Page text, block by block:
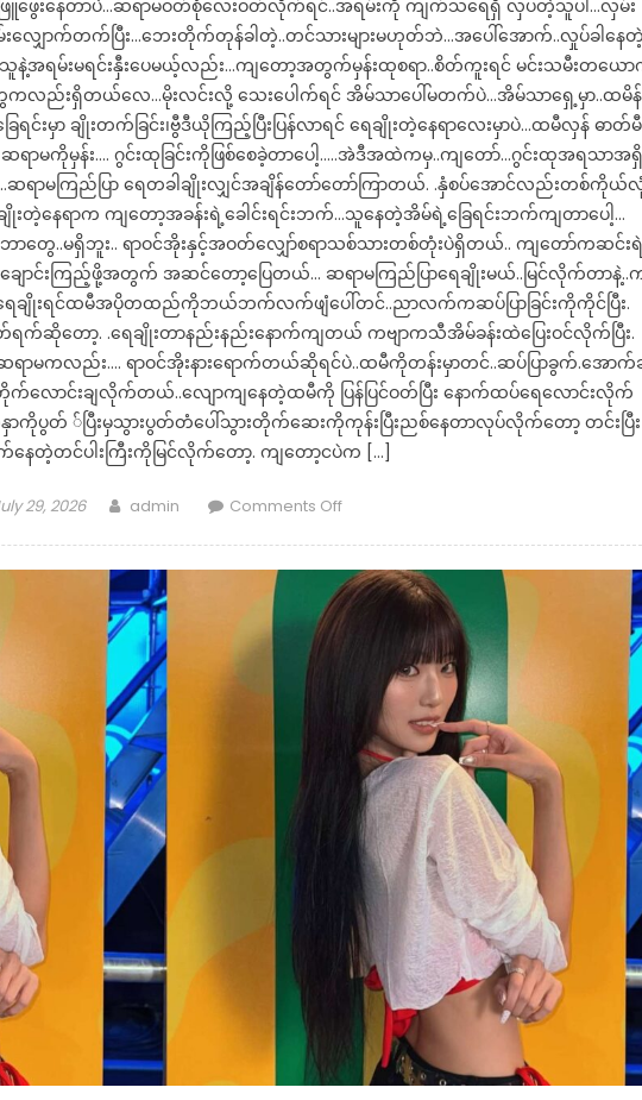
ဖြူဖွေးနေတာပဲ…ဆရာမဝတ်စုံလေးဝတ်လိုက်ရင်..အရမ်းကို ကျက်သရေရှိ လှပတဲ့သူပါ…လှမ်း
ျှောက်တက်ပြီး…ဘေးတိုက်တုန်ခါတဲ့..တင်သားများမဟုတ်ဘဲ…အပေါ်အောက်..လှုပ်ခါနေတဲ့
နဲ့အရမ်းမရင်းနှီးပေမယ့်လည်း…ကျတော့အတွက်မှန်းထုစရာ..စိတ်ကူးရင် မင်းသမီးတယေ
တွေကလည်းရှိတယ်လေ…မိုးလင်းလို့ သေးပေါက်ရင် အိမ်သာပေါ်မတက်ပဲ…အိမ်သာရှေ့မှာ..ထမိန်
ရင်းမှာ ချိုးတက်ခြင်း၊ဗွီဒီယိုကြည့်ပြီးပြန်လာရင် ရေချိုးတဲ့နေရာလေးမှာပဲ…ထမီလှန် ဓာတ်မီ
ာမကိုမှန်း…. ဂွင်းထုခြင်းကိုဖြစ်စေခဲ့တာပေါ့…..အဲဒီအထဲကမှ..ကျတော်…ဂွင်းထုအရသာအရှိ
…ဆရာမကြည်ပြာ ရေတခါချိုးလျှင်အချိန်တော်တော်ကြာတယ်. .နှံစပ်အောင်လည်းတစ်ကိုယ်
ျိုးတဲ့နေရာက ကျတော့အခန်းရဲ့ခေါင်းရင်းဘက်…သူနေတဲ့အိမ်ရဲ့ခြေရင်းဘက်ကျတာပေါ့…
ာတွေ..မရှိဘူး.. ရာဝင်အိုးနှင့်အဝတ်လျှော်စရာသစ်သားတစ်တုံးပဲရှိတယ်.. ကျတော်ကဆင်းရဲ
ျောင်းကြည့်ဖို့အတွက် အဆင်တော့ပြေတယ်… ဆရာမကြည်ပြာရေချိုးမယ်..မြင်လိုက်တာနဲ့..
ရေချိုးရင်ထမီအပိုတထည်ကိုဘယ်ဘက်လက်ဖျံပေါ်တင်..ညာလက်ကဆပ်ပြာခြင်းကိုကိုင်ပြီး.
ရက်ဆိုတော့. .ရေချိုးတာနည်းနည်းနောက်ကျတယ် ကဗျာကသီအိမ်ခန်းထဲပြေးဝင်လိုက်ပြီး.
ရာမကလည်း…. ရာဝင်အိုးနားရောက်တယ်ဆိုရင်ပဲ..ထမီကိုတန်းမှာတင်..ဆပ်ပြာခွက်.အောက်
တိုက်လောင်းချလိုက်တယ်..လျောကျနေတဲ့ထမီကို ပြန်ပြင်ဝတ်ပြီး နောက်ထပ်ရေလောင်းလိုက်
ာကိုပွတ် ်ပြီးမှသွားပွတ်တံပေါ်သွားတိုက်ဆေးကိုကုန်းပြီးညစ်နေတာလုပ်လိုက်တော့ တင်းပြီး
ေတဲ့တင်ပါးကြီးကိုမြင်လိုက်တော့. ကျတော့ငပဲက […]
29, 2026 Author
admin Comments Offon
တွေ
နဲ့…
ပရိသတ်
ရင်ခုန်
မြန်
စေ
ဆရာမ
လေး
ကြည်
ပြာ”